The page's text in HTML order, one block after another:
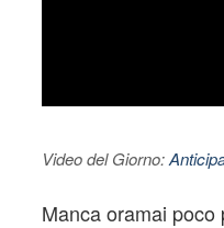
Video del Giorno:
Manca oramai